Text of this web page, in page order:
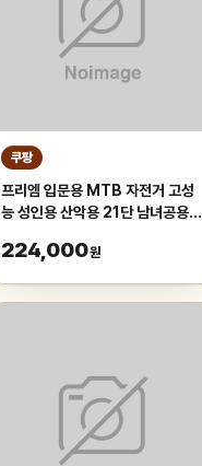
쿠팡
프리엠 입문용 MTB 자전거 고성
능 성인용 산악용 21단 남녀공용
175cm, 그레이 오렌지/21단/26
224,000원